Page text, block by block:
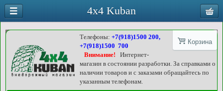
Корзина
Телефоны:+7(918)1500 200,
+7(918)1500 700
Внимание!
Интернет-
магазин в состоянии разработки. За справками о
наличии товаров и с заказами обращайтесь по
указанным телефонам.
4x4 Kuban